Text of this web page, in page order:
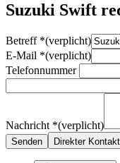
Suzuki Swift
Betreff *(verplicht)
E-Mail *(verplicht)
Telefonnummer
Nachricht *(verplicht)
Senden Direkter